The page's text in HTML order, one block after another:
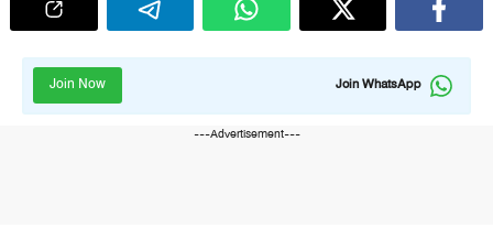
Join WhatsApp
Join Now
---Advertisement---